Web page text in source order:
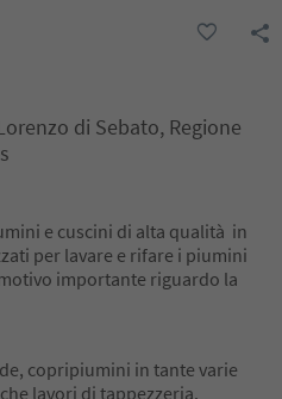
di Sebato, Regione
e cuscini di alta qualità in
per lavare e rifare i piumini
importante riguardo la
copripiumini in tante varie
lavori di tappezzeria.